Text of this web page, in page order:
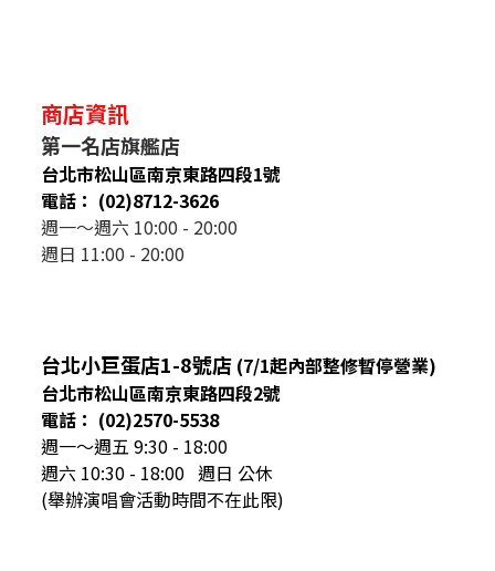
商店資訊
第一名店旗艦店
台北市松山區南京東路四段1號
電話： (02)8712-3626
週一～週六 10:00 - 20:00
週日 11:00 - 20:00
台北小巨蛋店1-8號店 (7/1起內部整修暫停營業)
台北市松山區南京東路四段2號
電話： (02)2570-5538
週一～週五 9:30 - 18:00
週六 10:30 - 18:00 週日 公休
(舉辦演唱會活動時間不在此限)